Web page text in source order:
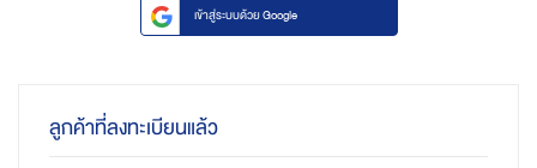
เข้าสู่ระบบด้วย Google
ลูกค้าที่ลงทะเบียนแล้ว